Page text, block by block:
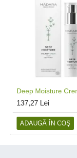
137,27 Lei
ADAUGĂ ÎN COŞ